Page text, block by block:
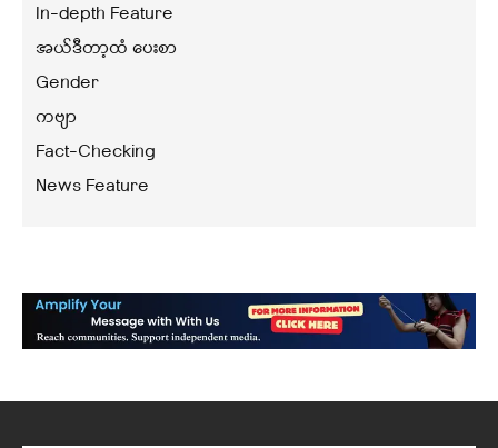
In-depth Feature
အယ်ဒီတာ့ထံ ပေးစာ
Gender
ကဗျာ
Fact-Checking
News Feature